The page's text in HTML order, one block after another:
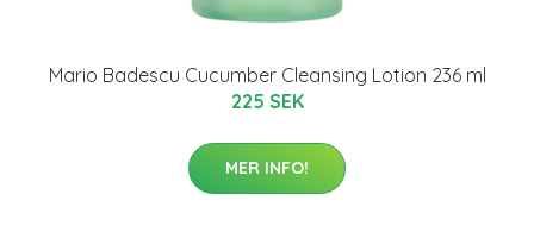
Mario Badescu Cucumber Cleansing Lotion 236 ml
225 SEK
MER INFO!